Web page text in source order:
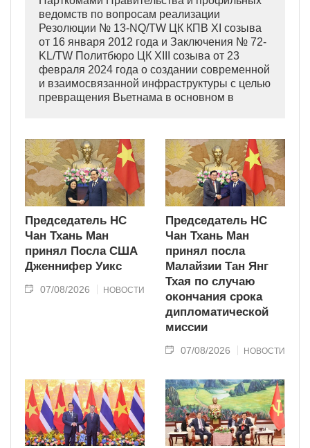
ведомств по вопросам реализации
Резолюции № 13-NQ/TW ЦК КПВ XI созыва
от 16 января 2012 года и Заключения № 72-
KL/TW Политбюро ЦК XIII созыва от 23
февраля 2024 года о создании современной
и взаимосвязанной инфраструктуры с целью
превращения Вьетнама в основном в
Председатель НС
Чан Тхань Ман
принял Посла США
Дженнифер Уикс
07/08/2026 НОВОСТИ
Председатель НС
Чан Тхань Ман
принял посла
Малайзии Тан Янг
Тхая по случаю
окончания срока
дипломатической
миссии
07/08/2026 НОВОСТИ